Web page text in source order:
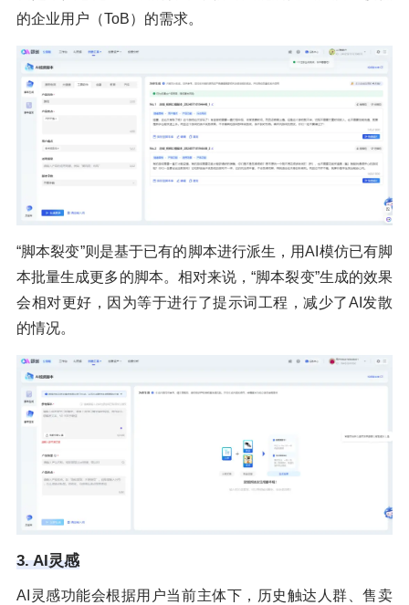
的企业用户（ToB）的需求。
“脚本裂变”则是基于已有的脚本进行派生，用AI模仿已有脚
本批量生成更多的脚本。相对来说，“脚本裂变”生成的效果
会相对更好，因为等于进行了提示词工程，减少了AI发散
的情况。
3. AI灵感
AI灵感功能会根据用户当前主体下，历史触达人群、售卖